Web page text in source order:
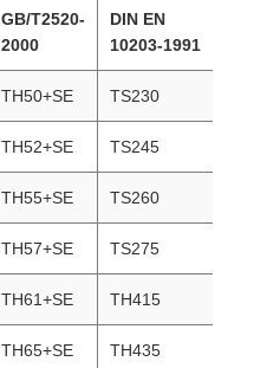
GB/T2520-
2000
DIN EN
10203-1991
TH50+SE TS230
TH52+SE TS245
TH55+SE TS260
TH57+SE TS275
TH61+SE TH415
TH65+SE TH435